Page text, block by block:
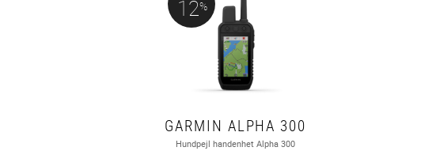
GARMIN ALPHA 300
Hundpejl handenhet Alpha 300
12%